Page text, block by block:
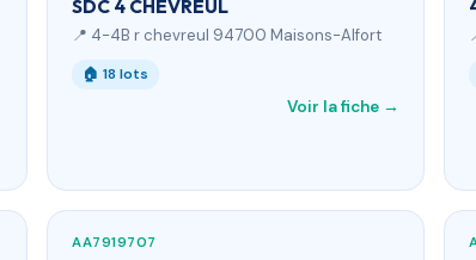
SDC 4 CHEVREUL
📍 4-4B r chevreul 94700 Maisons-Alfort
🏠 18 lots
Voir la fiche →
AA7919707